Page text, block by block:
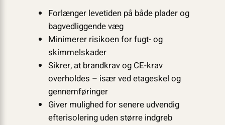
Forlænger levetiden på både plader og
bagvedliggende væg
Minimerer risikoen for fugt- og
skimmelskader
Sikrer, at brandkrav og CE-krav
overholdes – især ved etageskel og
gennemføringer
Giver mulighed for senere udvendig
efterisolering uden større indgreb